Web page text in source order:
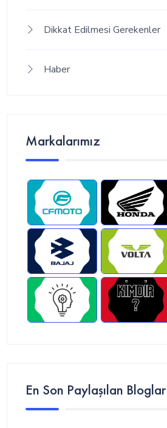
Dikkat Edilmesi Gerekenler
Haber
Markalarımız
En Son Paylaşılan Bloglar